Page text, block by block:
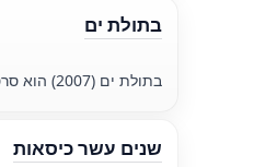
בתולת ים
בתולת ים (2007) הוא סרט רוסי על נערה-דייגת צעירה שחייה משתנים לאחר שפגשה בתולת ים מסתורית, וכתוצאה מכך היא מתחילה לממש את רצונותיה ושאיפותיה שלה.
שנים עשר כיסאות